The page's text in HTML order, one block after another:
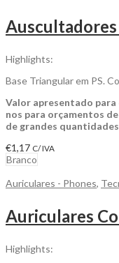
Highlights:
Base Triangular em PS.
Valor apresentado
nos para orçamentos
de grandes
€1,17 C/ IVA
Branco
Auriculares - Phones,
Highlights: